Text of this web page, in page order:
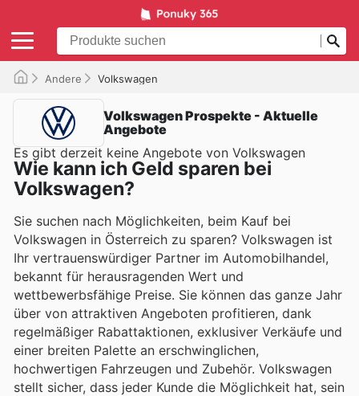
Andere Volkswagen
Volkswagen Prospekte - Aktuelle
Angebote
Es gibt derzeit keine Angebote von Volkswagen
Wie kann ich Geld sparen bei
Volkswagen?
Sie suchen nach Möglichkeiten, beim Kauf bei
Volkswagen in Österreich zu sparen? Volkswagen ist
Ihr vertrauenswürdiger Partner im Automobilhandel,
bekannt für herausragenden Wert und
wettbewerbsfähige Preise. Sie können das ganze Jahr
über von attraktiven Angeboten profitieren, dank
regelmäßiger Rabattaktionen, exklusiver Verkäufe und
einer breiten Palette an erschwinglichen,
hochwertigen Fahrzeugen und Zubehör. Volkswagen
stellt sicher, dass jeder Kunde die Möglichkeit hat, sein